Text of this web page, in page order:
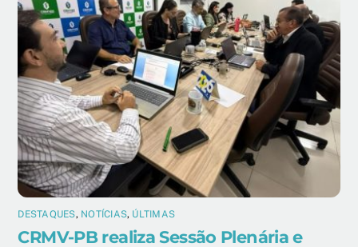
DESTAQUES, NOTÍCIAS, ÚLTIMAS
CRMV-PB realiza Sessão Plenária e